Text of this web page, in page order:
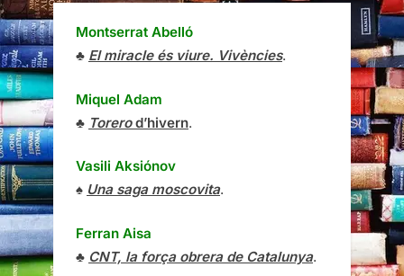
Montserrat Abelló
♣ El miracle és viure. Vivències.
Miquel Adam
♣ Torerod’hivern.
Vasili Aksiónov
♠ Una saga moscovita.
Ferran Aisa
♣ CNT, la força obrera de Catalunya.